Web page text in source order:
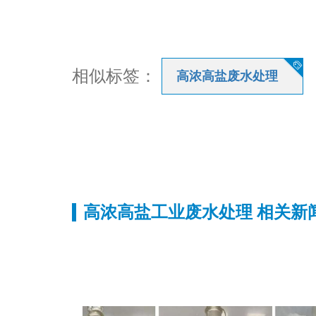
相似标签：

高浓高盐废水处理
高浓高盐工业废水处理 相关新